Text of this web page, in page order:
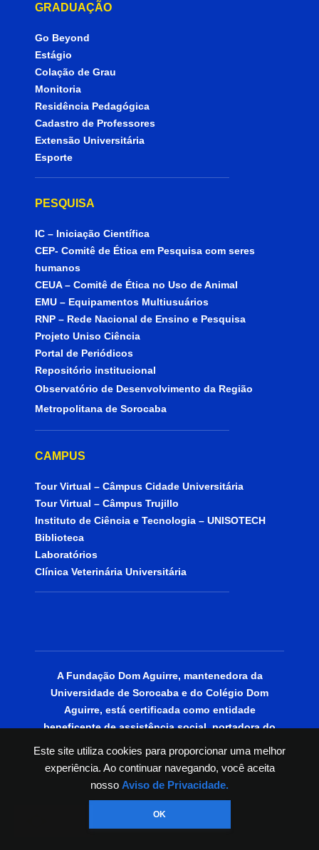
Este site utiliza cookies para proporcionar uma melhor
experiência. Ao continuar navegando, você aceita
nosso Aviso de Privacidade.
OK
GRADUAÇÃO
Go Beyond
Estágio
Colação de Grau
Monitoria
Residência Pedagógica
Cadastro de Professores
Extensão Universitária
Esporte
PESQUISA
IC – Iniciação Científica
CEP- Comitê de Ética em Pesquisa com seres
humanos
CEUA – Comitê de Ética no Uso de Animal
EMU – Equipamentos Multiusuários
RNP – Rede Nacional de Ensino e Pesquisa
Projeto Uniso Ciência
Portal de Periódicos
Repositório institucional
Observatório de Desenvolvimento da Região
Metropolitana de Sorocaba
CAMPUS
Tour Virtual – Câmpus Cidade Universitária
Tour Virtual – Câmpus Trujillo
Instituto de Ciência e Tecnologia – UNISOTECH
Biblioteca
Laboratórios
Clínica Veterinária Universitária
A Fundação Dom Aguirre, mantenedora da
Universidade de Sorocaba e do Colégio Dom
Aguirre, está certificada como entidade
beneficente de assistência social, portadora do
© 2025 | Todos os Direitos Reservados.